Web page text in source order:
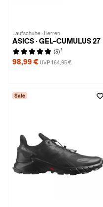
Laufschuhe · Herren
ASICS · GEL-CUMULUS 27
(3) 1
98,99 € UVP 164,95 €
Sale